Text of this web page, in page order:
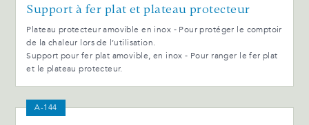
Support à fer plat et plateau protecteur
Plateau protecteur amovible en inox - Pour protéger le comptoir
de la chaleur lors de l’utilisation.
Support pour fer plat amovible, en inox - Pour ranger le fer plat
et le plateau protecteur.
A-144